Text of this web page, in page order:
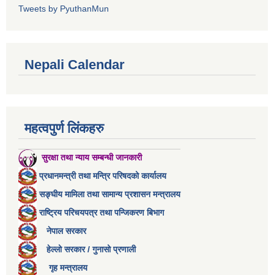
Tweets by PyuthanMun
Nepali Calendar
महत्वपुर्ण लिंकहरु
सुरक्षा तथा न्याय सम्बन्धी जानकारी
प्रधानमन्त्री तथा मन्त्रि परिषदको कार्यालय
सङ्घीय मामिला तथा सामान्य प्रशासन मन्त्रालय
राष्ट्रिय परिचयपत्र तथा पन्जिकरण बिभाग
नेपाल सरकार
हेल्लो सरकार / गुनासो प्रणाली
गृह मन्त्रालय